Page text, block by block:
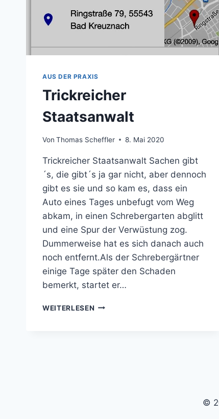
AUS DER PRAXIS
Trickreicher
Staatsanwalt
Von Thomas Scheffler 8. Mai 2020
Trickreicher Staatsanwalt Sachen gibt
´s, die gibt´s ja gar nicht, aber dennoch
gibt es sie und so kam es, dass ein
Auto eines Tages unbefugt vom Weg
abkam, in einen Schrebergarten abglitt
und eine Spur der Verwüstung zog.
Dummerweise hat es sich danach auch
noch entfernt.Als der Schrebergärtner
einige Tage später den Schaden
bemerkt, startet er…
WEITERLESEN TRICKREICHER
©